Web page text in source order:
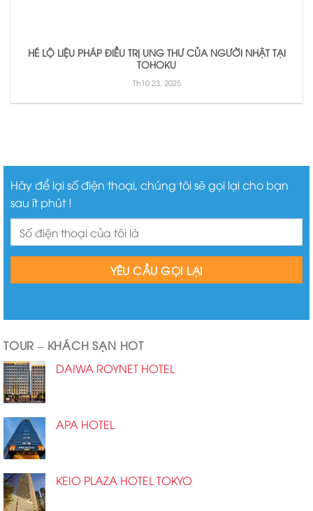
HÉ LỘ LIỆU PHÁP ĐIỀU TRỊ UNG THƯ CỦA NGƯỜI NHẬT TẠI
TOHOKU
Th10 23, 2025
Hãy để lại số điện thoại, chúng tôi sẽ gọi lại cho bạn
sau ít phút !
TOUR – KHÁCH SẠN HOT
DAIWA ROYNET HOTEL
APA HOTEL
KEIO PLAZA HOTEL TOKYO